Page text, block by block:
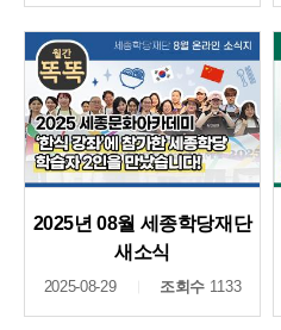
2025년 08월 세종학당재단
새소식
2025-08-29 조회수 1133